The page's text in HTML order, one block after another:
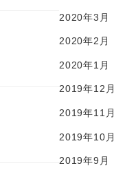
2020年3月
2020年2月
2020年1月
2019年12月
2019年11月
2019年10月
2019年9月